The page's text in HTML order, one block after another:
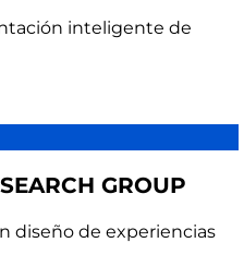
inteligente de
GROUP
diseño de experiencias